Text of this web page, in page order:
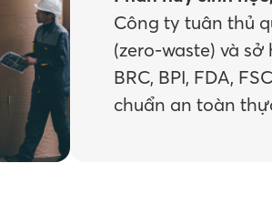
Công ty tuân thủ
(zero-waste) và
BRC, BPI, FDA,
chuẩn an toàn